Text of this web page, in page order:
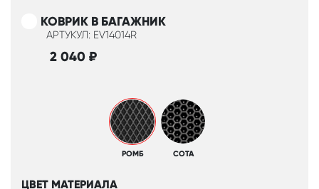
КОВРИК В БАГАЖНИК
АРТУКУЛ: EV14014R
2 040 ₽
РОМБ СОТА
ЦВЕТ МАТЕРИАЛА